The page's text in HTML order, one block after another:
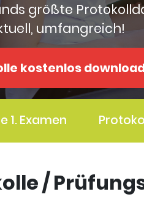
größte
umfangreich!
kostenlos
1. Examen
/